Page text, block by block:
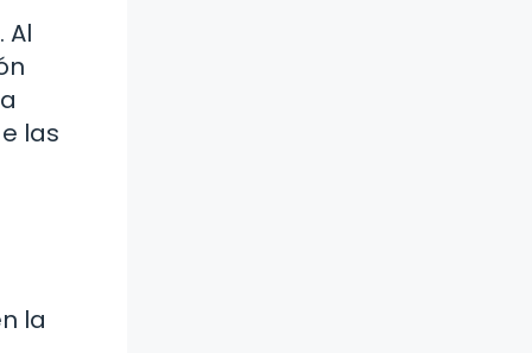
Al
las
la